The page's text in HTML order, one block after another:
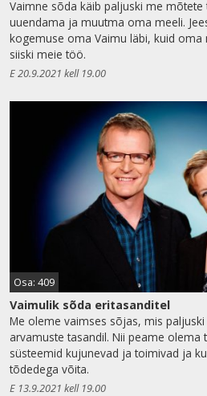
Vaimne sõda käib paljuski me
uuendama ja muutma oma meeli.
kogemuse oma Vaimu läbi, kuid
siiski meie töö.
E 20.9.2021 kell 19.00
Osa: 409
Vaimulik sõda eritasanditel
Me oleme vaimses sõjas, mis
arvamuste tasandil. Nii peame olema
süsteemid kujunevad ja toimivad ja
tõdedega võita.
E 13.9.2021 kell 19.00